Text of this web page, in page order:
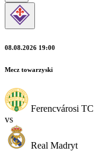
08.08.2026 19:00
Mecz towarzyski
Ferencvárosi TC
vs
Real Madryt